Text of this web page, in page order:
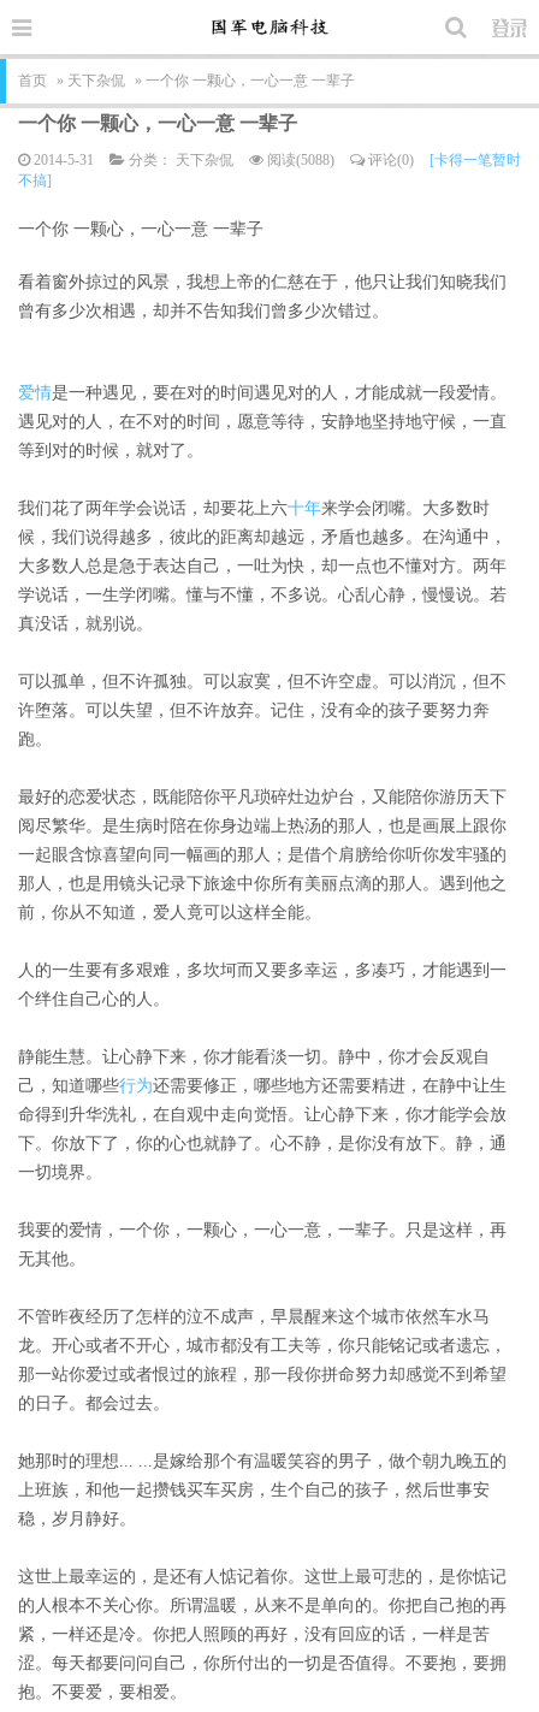
首页 » 天下杂侃 » 一个你 一颗心，一心一意 一辈子
一个你 一颗心，一心一意 一辈子
2014-5-31 分类： 天下杂侃 阅读(5088) 评论(0)
[卡得一笔暂时
不搞]
一个你 一颗心，一心一意 一辈子
看着窗外掠过的风景，我想上帝的仁慈在于，他只让我们知晓我们
曾有多少次相遇，却并不告知我们曾多少次错过。
爱情是一种遇见，要在对的时间遇见对的人，才能成就一段爱情。
遇见对的人，在不对的时间，愿意等待，安静地坚持地守候，一直
等到对的时候，就对了。
我们花了两年学会说话，却要花上六十年来学会闭嘴。大多数时
候，我们说得越多，彼此的距离却越远，矛盾也越多。在沟通中，
大多数人总是急于表达自己，一吐为快，却一点也不懂对方。两年
学说话，一生学闭嘴。懂与不懂，不多说。心乱心静，慢慢说。若
真没话，就别说。
可以孤单，但不许孤独。可以寂寞，但不许空虚。可以消沉，但不
许堕落。可以失望，但不许放弃。记住，没有伞的孩子要努力奔
跑。
最好的恋爱状态，既能陪你平凡琐碎灶边炉台，又能陪你游历天下
阅尽繁华。是生病时陪在你身边端上热汤的那人，也是画展上跟你
一起眼含惊喜望向同一幅画的那人；是借个肩膀给你听你发牢骚的
那人，也是用镜头记录下旅途中你所有美丽点滴的那人。遇到他之
前，你从不知道，爱人竟可以这样全能。
人的一生要有多艰难，多坎坷而又要多幸运，多凑巧，才能遇到一
个绊住自己心的人。
静能生慧。让心静下来，你才能看淡一切。静中，你才会反观自
己，知道哪些行为还需要修正，哪些地方还需要精进，在静中让生
命得到升华洗礼，在自观中走向觉悟。让心静下来，你才能学会放
下。你放下了，你的心也就静了。心不静，是你没有放下。静，通
一切境界。
我要的爱情，一个你，一颗心，一心一意，一辈子。只是这样，再
无其他。
不管昨夜经历了怎样的泣不成声，早晨醒来这个城市依然车水马
龙。开心或者不开心，城市都没有工夫等，你只能铭记或者遗忘，
那一站你爱过或者恨过的旅程，那一段你拼命努力却感觉不到希望
的日子。都会过去。
她那时的理想... ...是嫁给那个有温暖笑容的男子，做个朝九晚五的
上班族，和他一起攒钱买车买房，生个自己的孩子，然后世事安
稳，岁月静好。
这世上最幸运的，是还有人惦记着你。这世上最可悲的，是你惦记
的人根本不关心你。所谓温暖，从来不是单向的。你把自己抱的再
紧，一样还是冷。你把人照顾的再好，没有回应的话，一样是苦
涩。每天都要问问自己，你所付出的一切是否值得。不要抱，要拥
抱。不要爱，要相爱。